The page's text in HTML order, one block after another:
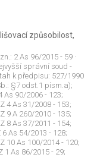
způsobilost,
2 As 96/2015 - 59 ·
správní soud -
k předpisu: 527/1990
§7 odst.1 písm.a);
As 90/2006 - 123;
4 As 31/2008 - 153;
9 A 260/2010 - 135;
8 As 37/2011 - 154;
As 54/2013 - 128;
10 As 100/2014 - 120;
1 As 86/2015 - 29;